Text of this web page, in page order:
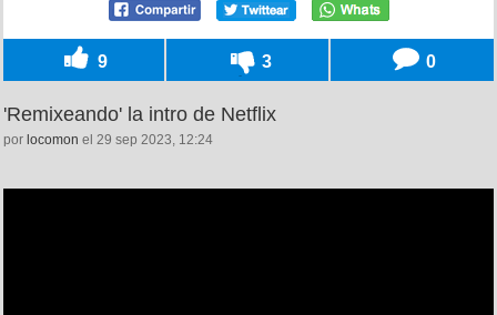
9 3 0
'Remixeando' la intro de Netflix
por locomon el 29 sep 2023, 12:24